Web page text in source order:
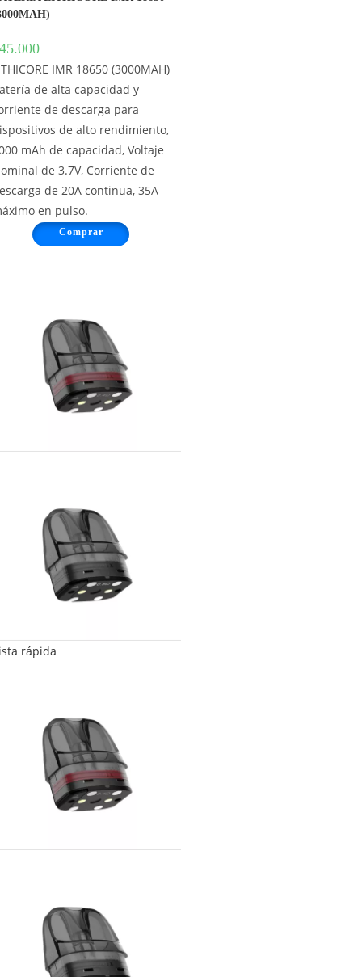
45.000
IMR 18650 (3000MAH)
de alta capacidad y
de descarga para
de alto rendimiento,
mAh de capacidad, Voltaje
de 3.7V, Corriente de
de 20A continua, 35A
en pulso.
Comprar
rápida